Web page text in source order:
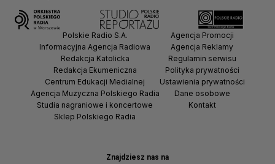
Znajdziesz nas na
Polskie Radio S.A.
Informacyjna Agencja Radiowa
Redakcja Katolicka
Redakcja Ekumeniczna
Centrum Edukacji Medialnej
Agencja Muzyczna Polskiego Radia
Studia nagraniowe i koncertowe
Sklep Polskiego Radia
Agencja Promocji
Agencja Reklamy
Regulamin serwisu
Polityka prywatności
Ustawienia prywatności
Dane osobowe
Kontakt